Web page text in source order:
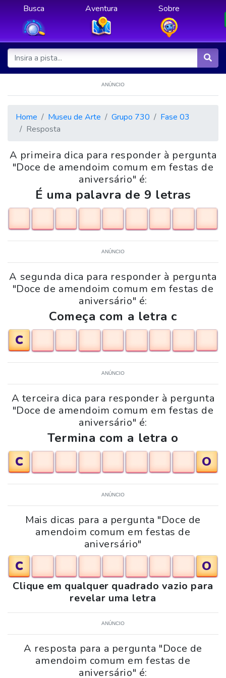
Busca Aventura Sobre
ANÚNCIO
Home Museu de Arte Grupo 730
Fase 03
Resposta
A primeira dica para responder à pergunta
"Doce de amendoim comum em festas de
aniversário" é:
É uma palavra de 9 letras
ANÚNCIO
A segunda dica para responder à pergunta
"Doce de amendoim comum em festas de
aniversário" é:
Começa com a letra c
C
ANÚNCIO
A terceira dica para responder à pergunta
"Doce de amendoim comum em festas de
aniversário" é:
Termina com a letra o
C
O
ANÚNCIO
Mais dicas para a pergunta "Doce de
amendoim comum em festas de
aniversário"
C O
Clique em qualquer quadrado vazio para
revelar uma letra
ANÚNCIO
A resposta para a pergunta "Doce de
amendoim comum em festas de
aniversário" é: